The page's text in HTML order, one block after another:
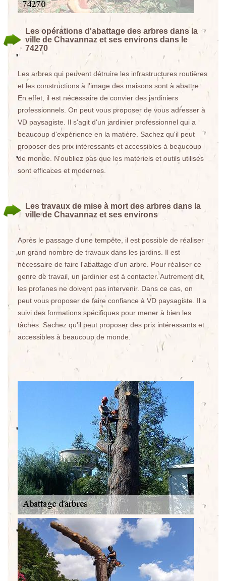
Les opérations d'abattage des arbres dans la
ville de Chavannaz et ses environs dans le
74270
Les arbres qui peuvent détruire les infrastructures routières
et les constructions à l'image des maisons sont à abattre.
En effet, il est nécessaire de convier des jardiniers
professionnels. On peut vous proposer de vous adresser à
VD paysagiste. Il s'agit d'un jardinier professionnel qui a
beaucoup d'expérience en la matière. Sachez qu'il peut
proposer des prix intéressants et accessibles à beaucoup
de monde. N'oubliez pas que les matériels et outils utilisés
sont efficaces et modernes.
Les travaux de mise à mort des arbres dans la
ville de Chavannaz et ses environs
Après le passage d'une tempête, il est possible de réaliser
un grand nombre de travaux dans les jardins. Il est
nécessaire de faire l'abattage d'un arbre. Pour réaliser ce
genre de travail, un jardinier est à contacter. Autrement dit,
les profanes ne doivent pas intervenir. Dans ce cas, on
peut vous proposer de faire confiance à VD paysagiste. Il a
suivi des formations spécifiques pour mener à bien les
tâches. Sachez qu'il peut proposer des prix intéressants et
accessibles à beaucoup de monde.